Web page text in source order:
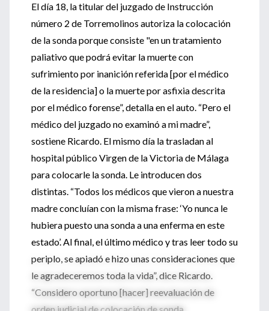
El día 18, la titular del juzgado de Instrucción
número 2 de Torremolinos autoriza la colocación
de la sonda porque consiste "en un tratamiento
paliativo que podrá evitar la muerte con
sufrimiento por inanición referida [por el médico
de la residencia] o la muerte por asfixia descrita
por el médico forense”, detalla en el auto. “Pero el
médico del juzgado no examinó a mi madre”,
sostiene Ricardo. El mismo día la trasladan al
hospital público Virgen de la Victoria de Málaga
para colocarle la sonda. Le introducen dos
distintas. “Todos los médicos que vieron a nuestra
madre concluían con la misma frase: ‘Yo nunca le
hubiera puesto una sonda a una enferma en este
estado’. Al final, el último médico y tras leer todo su
periplo, se apiadó e hizo unas consideraciones que
le agradeceremos toda la vida”, dice Ricardo.
“Considero oportuno [hacer] reevaluación de